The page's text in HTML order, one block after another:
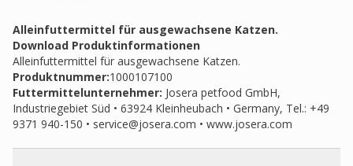
Alleinfuttermittel für ausgewachsene Katzen.
Download Produktinformationen
Alleinfuttermittel für ausgewachsene Katzen.
Produktnummer:1000107100
Futtermittelunternehmer: Josera petfood GmbH,
Industriegebiet Süd • 63924 Kleinheubach • Germany, Tel.: +49
9371 940-150 • service@josera.com • www.josera.com